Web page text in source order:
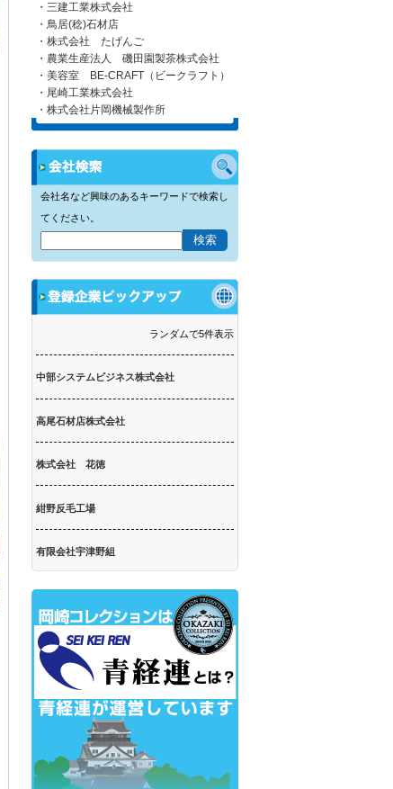
・三建工業株式会社
・鳥居(稔)石材店
・株式会社 たげんご
・農業生産法人 磯田園製茶株式会社
・美容室 BE-CRAFT（ビークラフト）
・尾崎工業株式会社
・株式会社片岡機械製作所
会社名など興味のあるキーワードで検索し
てください。
ランダムで5件表示
中部システムビジネス株式会社
高尾石材店株式会社
株式会社 花徳
紺野反毛工場
有限会社宇津野組